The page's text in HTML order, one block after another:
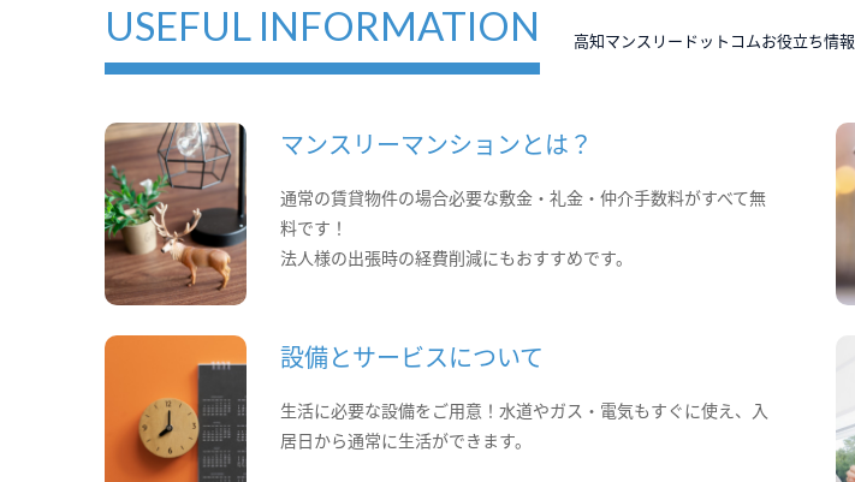
USEFUL INFORMATION 高知マンスリードットコムお役立ち情報
マンスリーマンションとは？
通常の賃貸物件の場合必要な敷金・礼金・仲介手数料がすべて無
料です！
法人様の出張時の経費削減にもおすすめです。
設備とサービスについて
生活に必要な設備をご用意！水道やガス・電気もすぐに使え、入
居日から通常に生活ができます。